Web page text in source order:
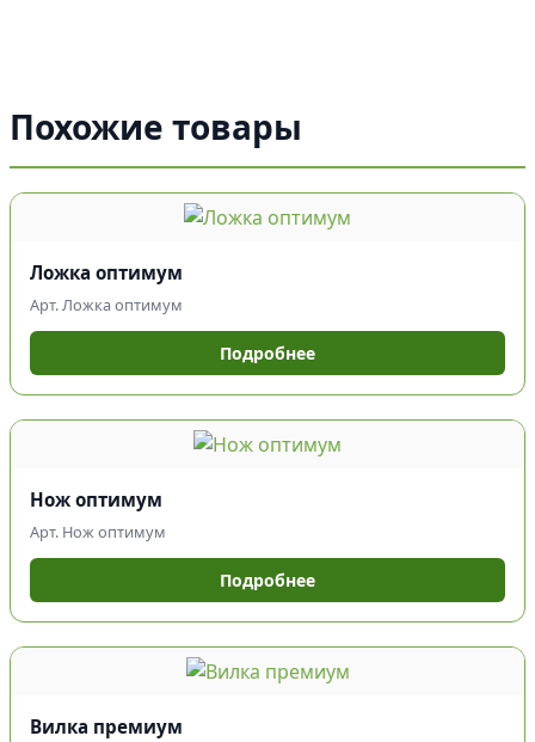
Похожие товары
Ложка оптимум
Арт. Ложка оптимум
Подробнее
Нож оптимум
Арт. Нож оптимум
Подробнее
Вилка премиум